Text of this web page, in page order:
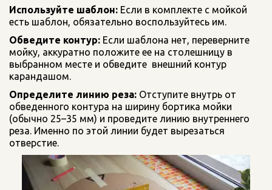
Используйте шаблон: Если в комплекте с мойкой
есть шаблон, обязательно воспользуйтесь им.
Обведите контур: Если шаблона нет, переверните
мойку, аккуратно положите ее на столешницу в
выбранном месте и обведите  внешний контур
карандашом.
Определите линию реза: Отступите внутрь от
обведенного контура на ширину бортика мойки
(обычно 25–35 мм) и проведите линию внутреннего
реза. Именно по этой линии будет вырезаться
отверстие.